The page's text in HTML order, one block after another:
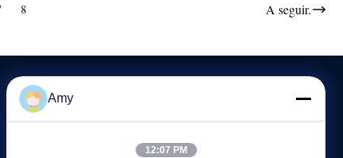
8 A seguir.
Amy
12:07 PM